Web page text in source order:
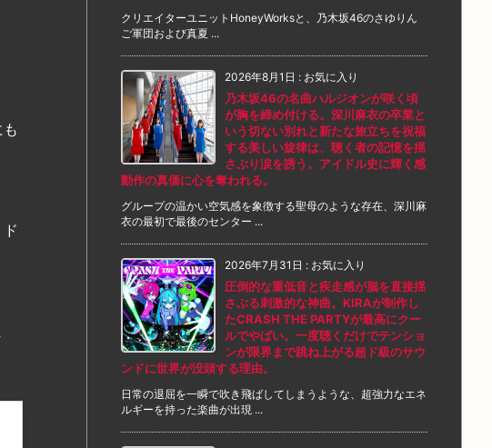
クリエイターユニットHoneyWorksと、乃木坂46のさゆりん
ご軍団および真夏 ...
2026年8月1日 : お気に入り
乃木坂46の名曲ハルジオンが咲く頃
が胸を締め付ける。深川麻衣の卒業と
いう切ない別れと新たな旅立ちを祝福
する美しい旋律は、聴く者の記憶を揺
さぶり涙を誘う。アイドル史に輝く感
動作の真価に心を奪われる。
グループの温かい空気感を象徴する聖母のような存在、深川麻
衣の最初で最後のセンター ...
2026年7月31日 : お気に入り
圧倒的な重低音と疾走感が脳を直接揺
さぶる刺激的な神曲。KIRAが制作し
たCRASH THE PARTYが最高にクー
ルでやばい。一度聴くだけでテンショ
ンが限界まで跳ね上がる超ド級のサウ
ンドに世界が没頭する理由。
日常の退屈を一瞬で吹き飛ばしてしまうような、超強力なエネ
ルギーを持った楽曲が出現 ...